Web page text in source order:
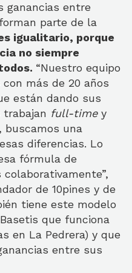
ganancias entre
parte de la
igualitario, porque
no siempre
“Nuestro equipo
más de 20 años
están dando sus
trabajan full-timey
buscamos una
diferencias. Lo
fórmula de
de 10pines y de
tiene este modelo
que funciona
en La Pedrera) y que
entre sus